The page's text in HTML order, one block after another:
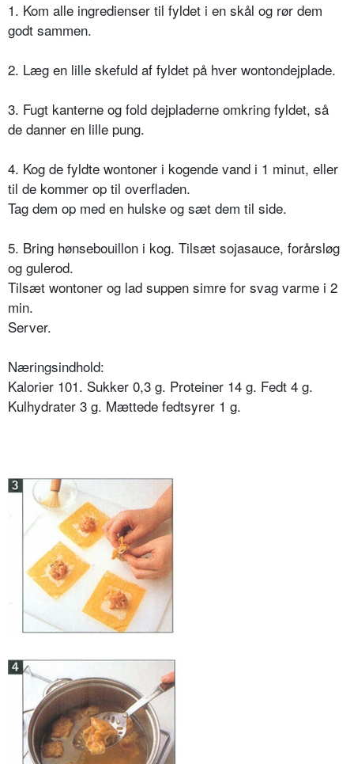
1. Kom alle ingredienser til fyldet i en skål og rør dem
godt sammen.
2. Læg en lille skefuld af fyldet på hver wontondejplade.
3. Fugt kanterne og fold dejpladerne omkring fyldet, så
de danner en lille pung.
4. Kog de fyldte wontoner i kogende vand i 1 minut, eller
til de kommer op til overfladen.
Tag dem op med en hulske og sæt dem til side.
5. Bring hønsebouillon i kog. Tilsæt sojasauce, forårsløg
og gulerod.
Tilsæt wontoner og lad suppen simre for svag varme i 2
min.
Server.
Næringsindhold:
Kalorier 101. Sukker 0,3 g. Proteiner 14 g. Fedt 4 g.
Kulhydrater 3 g. Mættede fedtsyrer 1 g.